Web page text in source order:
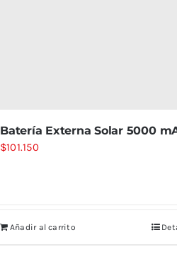
Batería Externa Solar 5000
$101.150
Añadir al carrito